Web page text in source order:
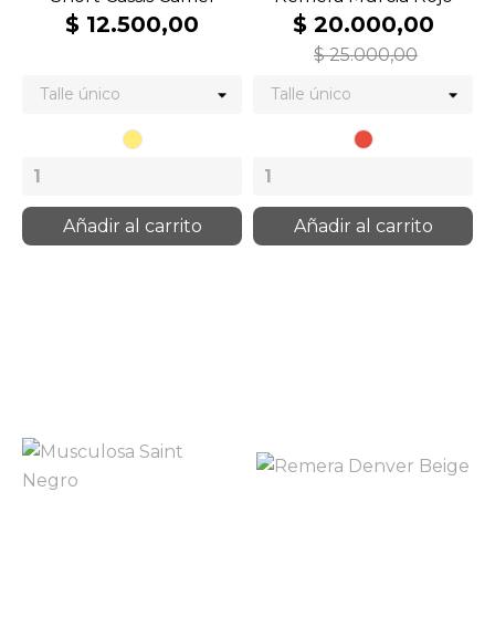
$ 12.500,00
Camel
Añadir al carrito
$ 20.000,00
$ 25.000,00
Rojo
Añadir al carrito